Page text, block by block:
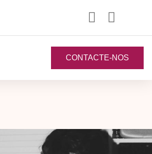
CONTACTE-NOS